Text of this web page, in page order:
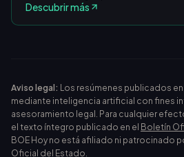
Descubrir más
Aviso legal: Los resúmenes publicados
mediante inteligencia artificial con fines
asesoramiento legal. Para cualquier
el texto íntegro publicado en el Boletín
BOE Hoy no está afiliado ni patrocinado
Oficial del Estado.